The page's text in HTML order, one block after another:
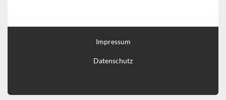
Impressum
Datenschutz